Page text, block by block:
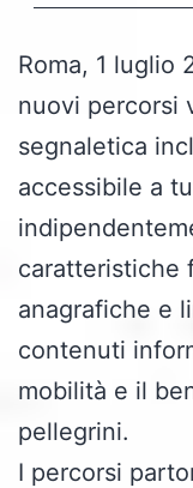
Roma, 1 luglio
nuovi percorsi
segnaletica
accessibile a
caratteristiche
anagrafiche e
contenuti
mobilità e il
pellegrini.
I percorsi